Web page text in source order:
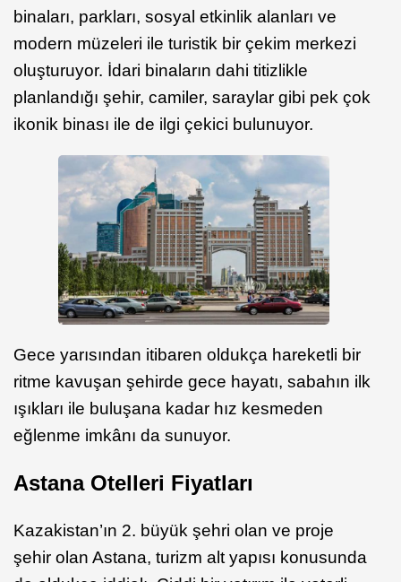
binaları, parkları, sosyal etkinlik alanları ve
modern müzeleri ile turistik bir çekim merkezi
oluşturuyor. İdari binaların dahi titizlikle
planlandığı şehir, camiler, saraylar gibi pek çok
ikonik binası ile de ilgi çekici bulunuyor.
Gece yarısından itibaren oldukça hareketli bir
ritme kavuşan şehirde gece hayatı, sabahın ilk
ışıkları ile buluşana kadar hız kesmeden
eğlenme imkânı da sunuyor.
Astana Otelleri Fiyatları
Kazakistan’ın 2. büyük şehri olan ve proje
şehir olan Astana, turizm alt yapısı konusunda